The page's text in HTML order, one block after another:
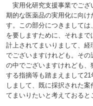
実用化研究支援事業でござ
期的な医薬品の実用化に向け
す。この部分につきまして
を要しますために、それま
計上されてまいりまして、
でございますけれども。そ
の中でございますけれども
する指摘等も踏まえまして
しまして、既に採択された
てまいりたいと考えておると